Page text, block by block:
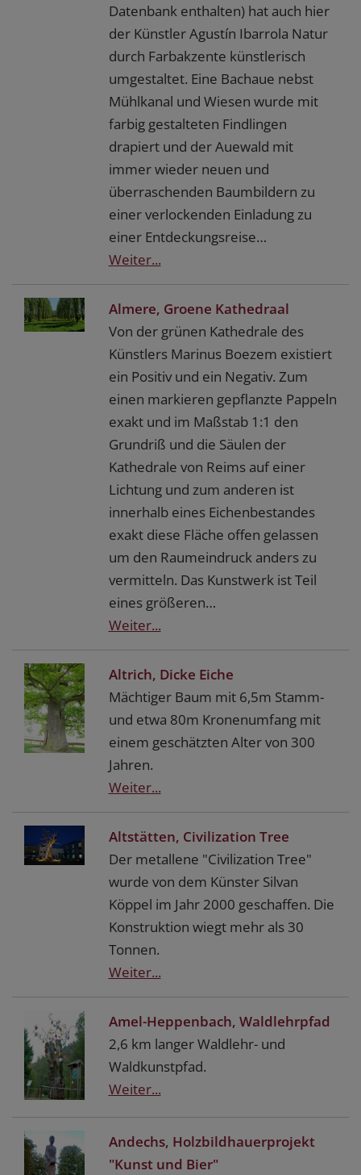
Datenbank enthalten) hat auch hier
der Künstler Agustín Ibarrola Natur
durch Farbakzente künstlerisch
umgestaltet. Eine Bachaue nebst
Mühlkanal und Wiesen wurde mit
farbig gestalteten Findlingen
drapiert und der Auewald mit
immer wieder neuen und
überraschenden Baumbildern zu
einer verlockenden Einladung zu
einer Entdeckungsreise…
Weiter...
Almere, Groene Kathedraal
Von der grünen Kathedrale des
Künstlers Marinus Boezem existiert
ein Positiv und ein Negativ. Zum
einen markieren gepflanzte Pappeln
exakt und im Maßstab 1:1 den
Grundriß und die Säulen der
Kathedrale von Reims auf einer
Lichtung und zum anderen ist
innerhalb eines Eichenbestandes
exakt diese Fläche offen gelassen
um den Raumeindruck anders zu
vermitteln. Das Kunstwerk ist Teil
eines größeren…
Weiter...
Altrich, Dicke Eiche
Mächtiger Baum mit 6,5m Stamm-
und etwa 80m Kronenumfang mit
einem geschätzten Alter von 300
Jahren.
Weiter...
Altstätten, Civilization Tree
Der metallene "Civilization Tree"
wurde von dem Künster Silvan
Köppel im Jahr 2000 geschaffen. Die
Konstruktion wiegt mehr als 30
Tonnen.
Weiter...
Amel-Heppenbach, Waldlehrpfad
2,6 km langer Waldlehr- und
Waldkunstpfad.
Weiter...
Andechs, Holzbildhauerprojekt
"Kunst und Bier"